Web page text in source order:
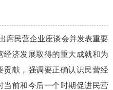
席民营企业座谈会并发表重要
济发展取得的重大成就和为
贡献，强调要正确认识民营经
前和今后一个时期促进民营